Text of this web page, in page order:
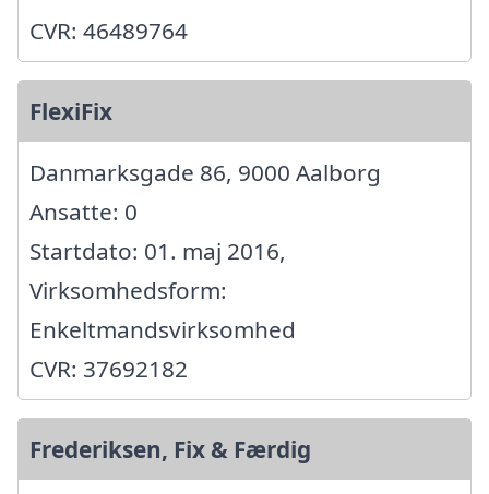
CVR: 46489764
FlexiFix
Danmarksgade 86, 9000 Aalborg
Ansatte: 0
Startdato: 01. maj 2016,
Virksomhedsform:
Enkeltmandsvirksomhed
CVR: 37692182
Frederiksen, Fix & Færdig